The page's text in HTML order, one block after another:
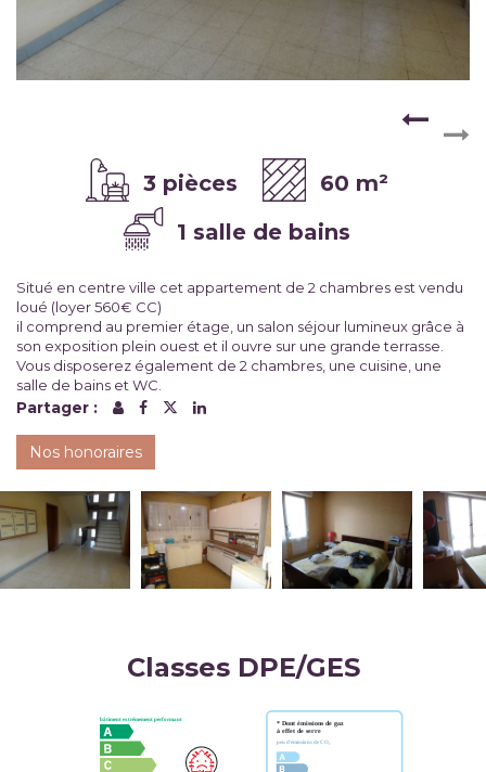
3 pièces
60 m²
1 salle de bains
Situé en centre ville cet appartement de 2 chambres est vendu
loué (loyer 560€ CC)
il comprend au premier étage, un salon séjour lumineux grâce à
son exposition plein ouest et il ouvre sur une grande terrasse.
Vous disposerez également de 2 chambres, une cuisine, une
salle de bains et WC.
Partager :
Nos honoraires
Classes DPE/GES